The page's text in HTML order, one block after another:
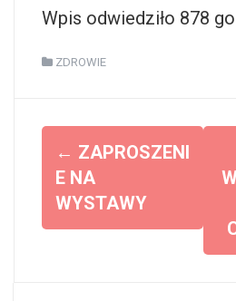
Wpis odwiedziło 878
ZDROWIE
a
← ZAPROSZENI
E NA
WYSTAWY